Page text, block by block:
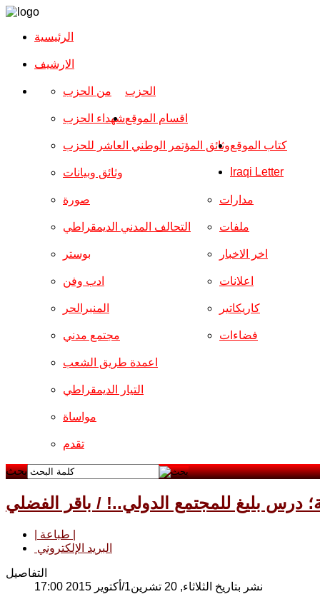
الرئيسية
الارشیف
الحزب من الحزب
شهداء الحزب
وثائق المؤتمر الوطني العاشر للحزب
وثائق وبيانات
اقسام الموقع
صورة
التحالف المدني الديمقراطي
بوستر
ادب وفن
المنبرالحر
مجتمع مدني
مدارات
ملفات
اخر الاخبار
اعلانات
كاريكاتير
فضاءات
اعمدة طريق الشعب
التيار الديمقراطي
مواساة
تقدم
كتاب الموقع
Iraqi Letter
بحث
درس بليغ للمجتمع الدولي..! / باقر الفضلي
البريد الإلكتروني
التفاصيل
نشر بتاريخ الثلاثاء, 20 تشرين1/أكتوير 2015 17:00